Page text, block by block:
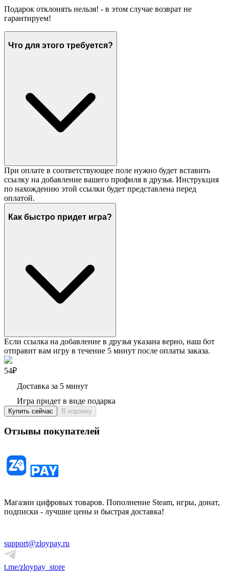
Подарок отклонять нельзя! - в этом случае возврат не
гарантируем!
Что для этого требуется?
При оплате в соответствующее поле нужно будет вставить
ссылку на добавление вашего профиля в друзья. Инструкция
по нахождению этой ссылки будет представлена перед
оплатой.
Как быстро придет игра?
Если ссылка на добавление в друзья указана верно, наш бот
отправит вам игру в течение 5 минут после оплаты заказа.
54₽
Доставка за 5 минут
Игра придет в виде подарка
Купить сейчас В корзину
Отзывы покупателей
Магазин цифровых товаров. Пополнение Steam, игры, донат,
подписки - лучшие цены и быстрая доставка!
support@zloypay.ru
t.me/zloypay_store